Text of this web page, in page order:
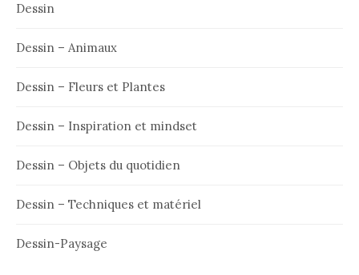
Dessin
Dessin – Animaux
Dessin – Fleurs et Plantes
Dessin – Inspiration et mindset
Dessin – Objets du quotidien
Dessin – Techniques et matériel
Dessin-Paysage